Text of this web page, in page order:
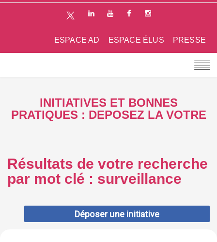
PRESSE
ESPACE ÉLUS
ESPACE AD
INITIATIVES ET BONNES
PRATIQUES : DEPOSEZ LA VOTRE
Résultats de votre recherche
par mot clé : surveillance
Déposer une initiative